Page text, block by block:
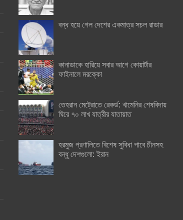
বন্ধ হয়ে গেল দেশের একমাত্র সচল রাডার
কানাডাকে হারিয়ে সবার আগে কোয়ার্টার
ফাইনালে মরক্কো
তেহরান মেট্রোতে রেকর্ড: খামেনির শেষবিদায়
ঘিরে ৭০ লাখ যাত্রীর যাতায়াত
হরমুজ প্রণালিতে বিশেষ সুবিধা পাবে চীনসহ
বন্ধু দেশগুলো: ইরান